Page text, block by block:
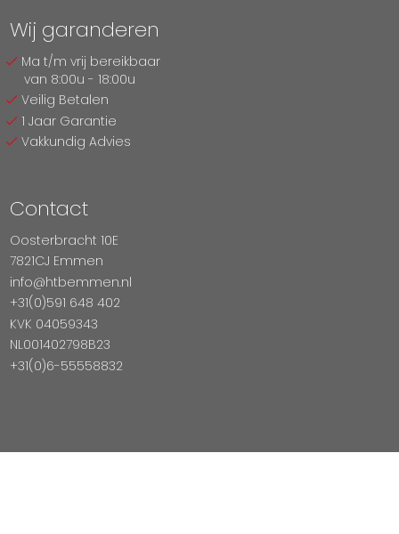
Wij garanderen
Ma t/m vrij bereikbaar
van 8:00u - 18:00u
Veilig Betalen
1 Jaar Garantie
Vakkundig Advies
Contact
Oosterbracht 10E
7821CJ Emmen
info@htbemmen.nl
+31(0)591 648 402
KVK 04059343
NL001402798B23
+31(0)6-55558832